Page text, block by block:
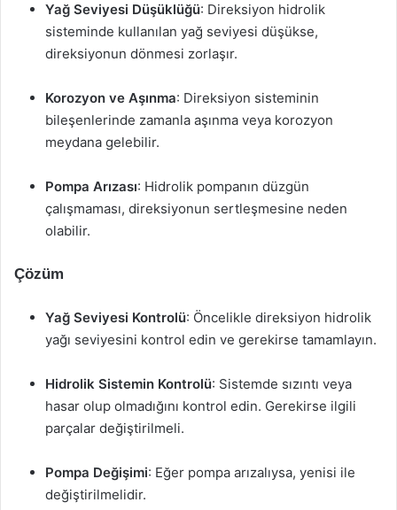
Yağ Seviyesi Düşüklüğü: Direksiyon hidrolik
sisteminde kullanılan yağ seviyesi düşükse,
direksiyonun dönmesi zorlaşır.
Korozyon ve Aşınma: Direksiyon sisteminin
bileşenlerinde zamanla aşınma veya korozyon
meydana gelebilir.
Pompa Arızası: Hidrolik pompanın düzgün
çalışmaması, direksiyonun sertleşmesine neden
olabilir.
Çözüm
Yağ Seviyesi Kontrolü: Öncelikle direksiyon hidrolik
yağı seviyesini kontrol edin ve gerekirse tamamlayın.
Hidrolik Sistemin Kontrolü: Sistemde sızıntı veya
hasar olup olmadığını kontrol edin. Gerekirse ilgili
parçalar değiştirilmeli.
Pompa Değişimi: Eğer pompa arızalıysa, yenisi ile
değiştirilmelidir.